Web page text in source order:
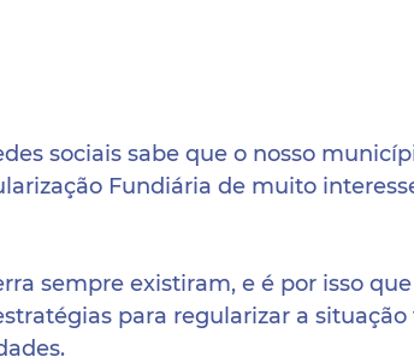
sociais sabe que o nosso
Fundiária de muito
sempre existiram, e é por isso
para regularizar a